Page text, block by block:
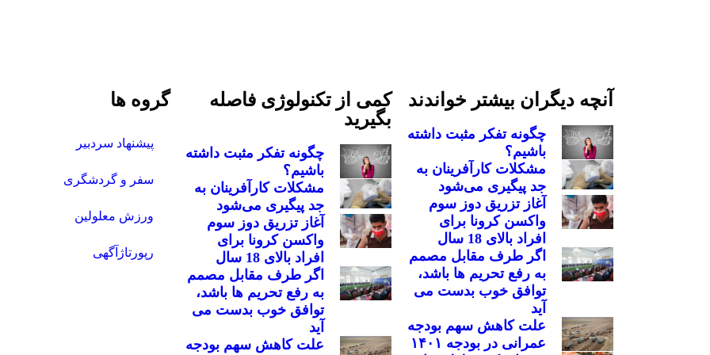
آنچه دیگران بیشتر خواندند
چگونه تفکر مثبت داشته
باشیم؟
مشکلات کارآفرینان به
جد پیگیری می‌شود
آغاز تزریق دوز سوم
واکسن کرونا برای
افراد بالای 18 سال
اگر طرف مقابل مصمم
به رفع تحریم ها باشد،
توافق خوب بدست می
آید
علت کاهش سهم بودجه
عمرانی در بودجه ۱۴۰۱
کمی از تکنولوژی فاصله
بگیرید
چگونه تفکر مثبت داشته
باشیم؟
مشکلات کارآفرینان به
جد پیگیری می‌شود
آغاز تزریق دوز سوم
واکسن کرونا برای
افراد بالای 18 سال
اگر طرف مقابل مصمم
به رفع تحریم ها باشد،
توافق خوب بدست می
آید
علت کاهش سهم بودجه
گروه ها
پیشنهاد سردبیر
سفر و گردشگری
ورزش معلولین
رپورتاژآگهی